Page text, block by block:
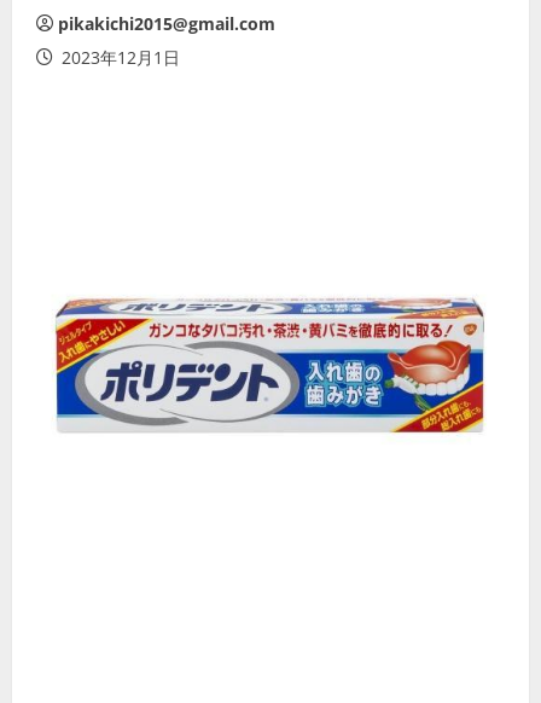
pikakichi2015@gmail.com
2023年12月1日